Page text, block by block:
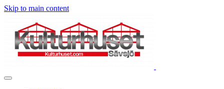
Skip to main content